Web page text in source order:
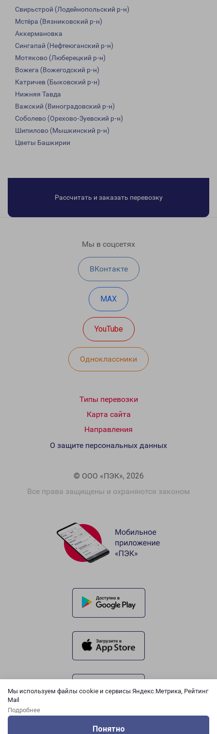
Мы используем файлы cookie и сервисы Яндекс.Метрика, Рейтинг
Mail
Подробнее
Понятно
Свирьстрой (Лодейнопольский р-н)
Мстёра (Вязниковский р-н)
Аккермановка
Сингапай (Нефтеюганский р-н)
Мотяково (Люберецкий р-н)
Вожега (Вожегодский р-н)
Катричев (Быковский р-н)
Нижняя Тавда
Важский (Виноградовский р-н)
Соболево (Орехово-Зуевский р-н)
Шипилово (Мышкинский р-н)
Цветы Башкирии
Рассчитать и заказать перевозку
Мы в соцсетях
ВКонтакте
MAX
YouTube
Одноклассники
Типы перевозки
Карта сайта
Направления
© ООО «ПЭК», 2026
Все права защищены и охраняются законом
О защите персональных данных